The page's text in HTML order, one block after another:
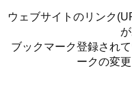
ウェブサイトのリンク
ブックマーク登録され
ークの変